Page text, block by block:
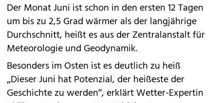
Der Monat Juni ist schon in den ersten 12 Tagen
um bis zu 2,5 Grad wärmer als der langjährige
Durchschnitt, heißt es aus der Zentralanstalt für
Meteorologie und Geodynamik.
Besonders im Osten ist es deutlich zu heiß
„Dieser Juni hat Potenzial, der heißeste der
Geschichte zu werden“, erklärt Wetter-Expertin